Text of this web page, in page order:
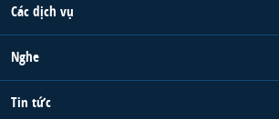
Các dịch vụ
Nghe
Tin tức